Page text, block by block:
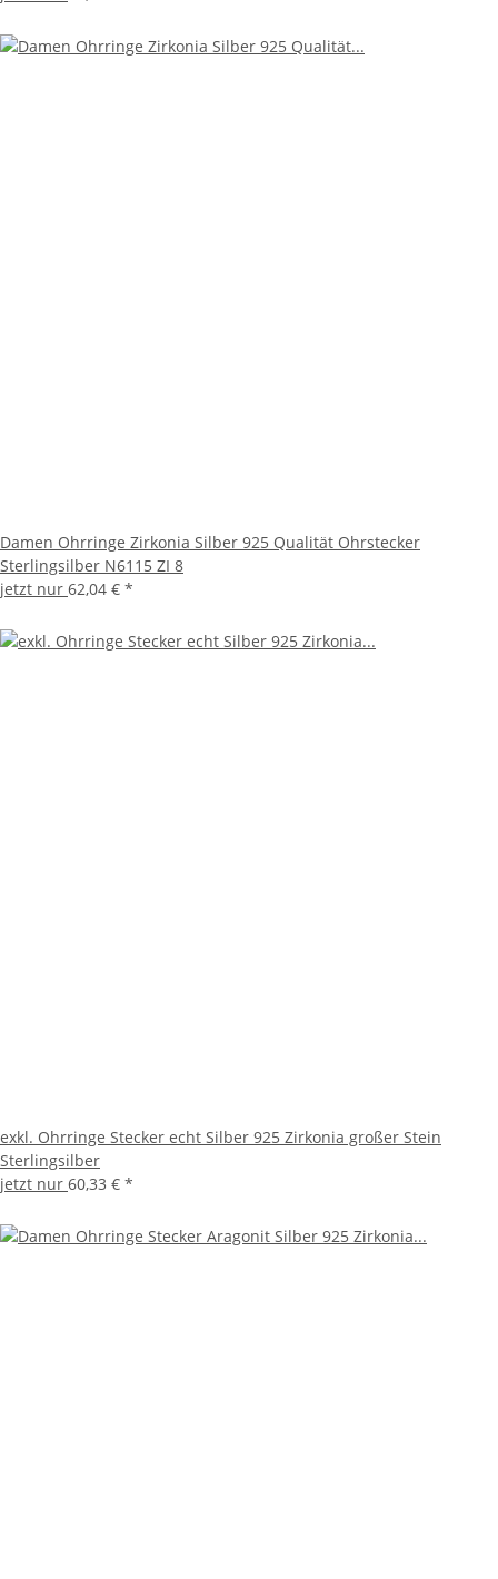
Damen Ohrringe Zirkonia Silber 925 Qualität Ohrstecker
Sterlingsilber N6115 ZI 8
jetzt nur 62,04 € *
exkl. Ohrringe Stecker echt Silber 925 Zirkonia großer Stein
Sterlingsilber
jetzt nur 60,33 € *